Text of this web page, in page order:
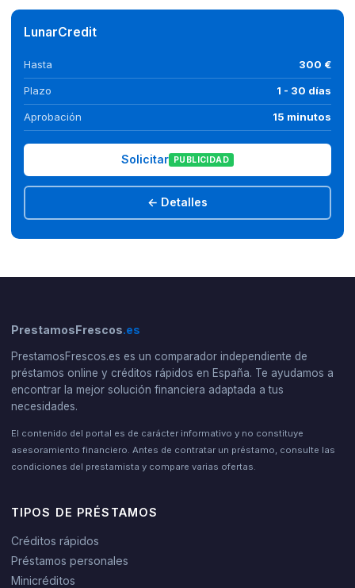
LunarCredit
Hasta 300 €
Plazo 1 - 30 días
Aprobación 15 minutos
Solicitar PUBLICIDAD
← Detalles
PrestamosFrescos.es
PrestamosFrescos.es es un comparador independiente de
préstamos online y créditos rápidos en España. Te ayudamos a
encontrar la mejor solución financiera adaptada a tus
necesidades.
El contenido del portal es de carácter informativo y no constituye
asesoramiento financiero. Antes de contratar un préstamo, consulte las
condiciones del prestamista y compare varias ofertas.
TIPOS DE PRÉSTAMOS
Créditos rápidos
Préstamos personales
Minicréditos